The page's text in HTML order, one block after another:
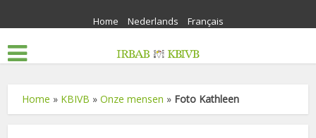
Home Nederlands Français
Home » KBIVB »Onze mensen » Foto Kathleen